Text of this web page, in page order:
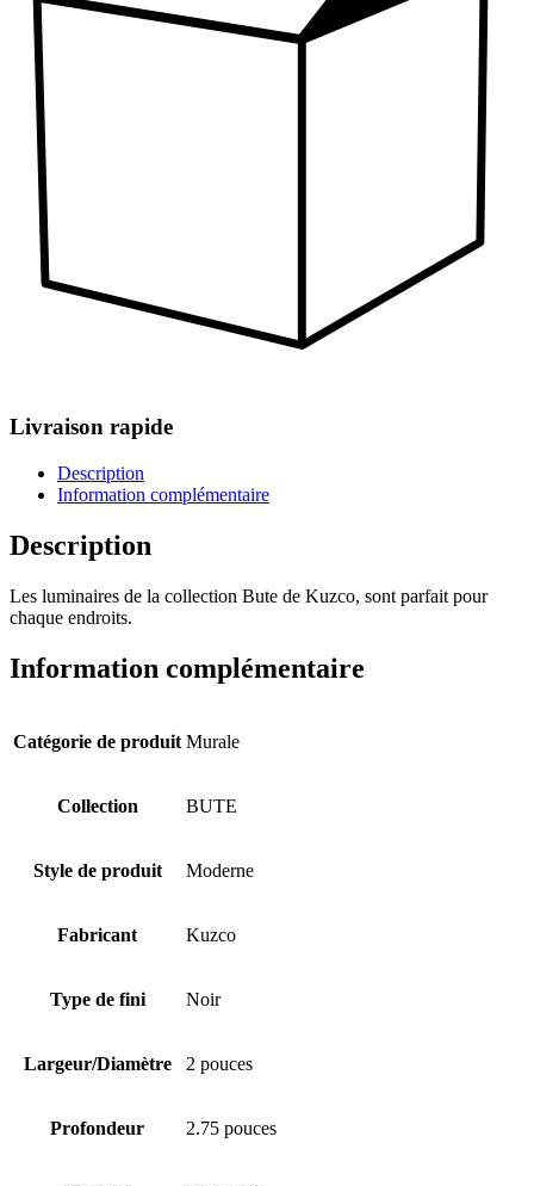
Livraison rapide
Description
Information complémentaire
Description
Les luminaires de la collection Bute de Kuzco, sont parfait pour
chaque endroits.
Information complémentaire
Catégorie de produit Murale
Collection BUTE
Style de produit Moderne
Fabricant Kuzco
Type de fini Noir
Largeur/Diamètre 2 pouces
Profondeur 2.75 pouces